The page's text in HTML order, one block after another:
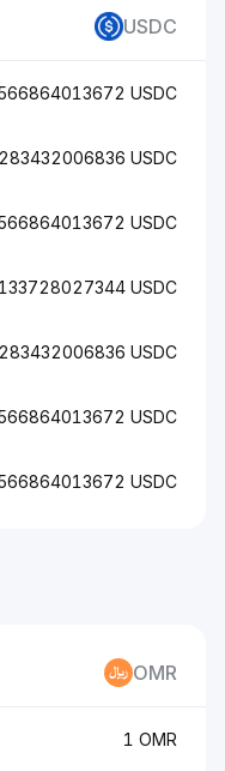
OMR
1 OMR
USDC
USDC
USDC
USDC
USDC
USDC
USDC
USDC